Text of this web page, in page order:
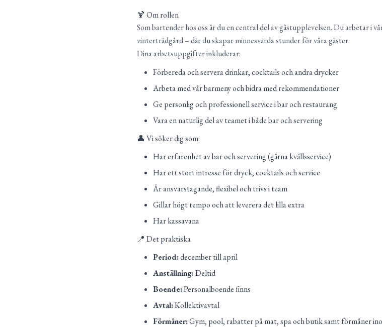
🍹 Om rollen
Som bartender hos oss är du en central del av gästupplevelsen. Du arbetar i
vinterträdgård – där du skapar minnesvärda stunder för våra gäster.
Dina arbetsuppgifter inkluderar:
Förbereda och servera drinkar, cocktails och andra drycker
Arbeta med vår barmeny och bidra med rekommendationer
Ge personlig och professionell service i bar och restaurang
Vara en naturlig del av teamet i både bar och servering
👤 Vi söker dig som:
Har erfarenhet av bar och servering (gärna kvällsservice)
Har ett stort intresse för dryck, cocktails och service
Är ansvarstagande, flexibel och trivs i team
Gillar högt tempo och att leverera det lilla extra
Har kassavana
📍 Det praktiska
Period:december till april
Anställning:Deltid
Boende:Personalboende finns
Avtal:Kollektivavtal
Förmåner:Gym, pool, rabatter på mat, spa och butik samt förmåner